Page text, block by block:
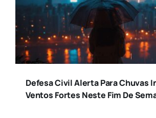
Defesa Civil Alerta Para Chuvas
Ventos Fortes Neste Fim De